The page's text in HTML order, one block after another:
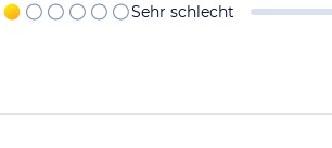
Sehr schlecht